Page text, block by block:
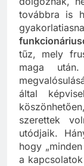
dolgoznak,
továbbra is
tűz, mely
maga
által
szerettek
utódjaik.
hogy